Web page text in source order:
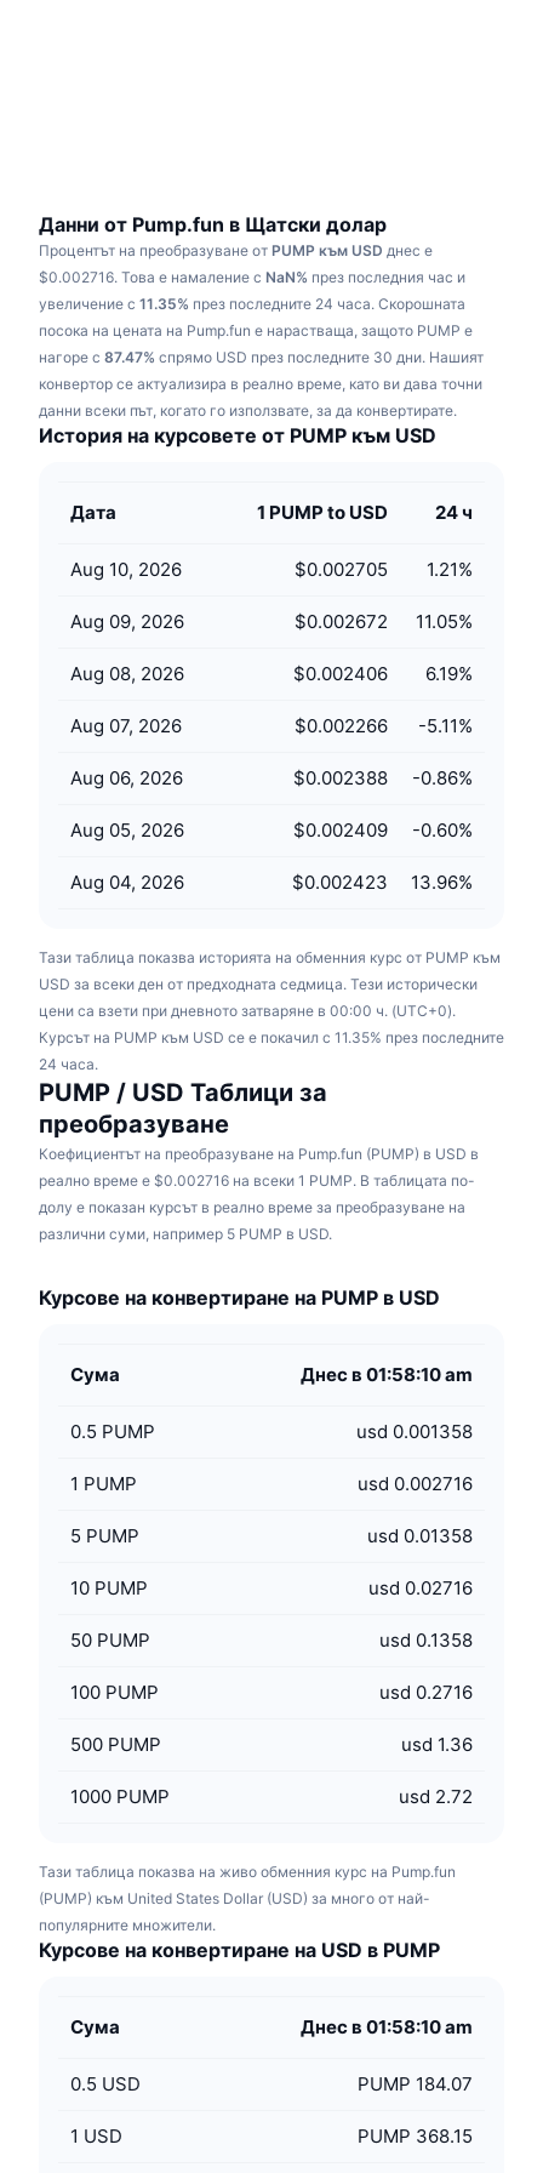
Спорт
Финанси
Технологии
NFT
Обща NFT статистика
Предстоящи продажби
RSI
MACD
Деривати
Ликвидации
Проценти на финансиране
Изследвания
Видеоклипове
Терминологичен речник
Кампании
Диамантени награди
Научете и спечелете
ICO календар
Календар на събитията
Данни от Pump.fun в Щатски долар
Процентът на преобразуване от PUMP към USD днес е
$0.002716. Това е намаление с NaN% през последния час и
увеличение с 11.35% през последните 24 часа. Скорошната
посока на цената на Pump.fun е нарастваща, защото PUMP е
нагоре с 87.47% спрямо USD през последните 30 дни. Нашият
конвертор се актуализира в реално време, като ви дава точни
данни всеки път, когато го използвате, за да конвертирате.
История на курсовете от PUMP към USD
Дата 1 PUMP to USD 24 ч
Aug 10, 2026 $0.002705 1.21%
Aug 09, 2026 $0.002672 11.05%
Aug 08, 2026 $0.002406 6.19%
Aug 07, 2026 $0.002266 -5.11%
Aug 06, 2026 $0.002388 -0.86%
Aug 05, 2026 $0.002409 -0.60%
Aug 04, 2026 $0.002423 13.96%
Тази таблица показва историята на обменния курс от PUMP към
USD за всеки ден от предходната седмица. Тези исторически
цени са взети при дневното затваряне в 00:00 ч. (UTC+0).
Курсът на PUMP към USD се е покачил с 11.35% през последните
24 часа.
PUMP / USD Таблици за
преобразуване
Коефициентът на преобразуване на Pump.fun (PUMP) в USD в
реално време е $0.002716 на всеки 1 PUMP. В таблицата по-
долу е показан курсът в реално време за преобразуване на
различни суми, например 5 PUMP в USD.
Курсове на конвертиране на PUMP в USD
Сума Днес в 01:58:10 am
0.5 PUMP usd 0.001358
1 PUMP usd 0.002716
5 PUMP usd 0.01358
10 PUMP usd 0.02716
50 PUMP usd 0.1358
100 PUMP usd 0.2716
500 PUMP usd 1.36
1000 PUMP usd 2.72
Тази таблица показва на живо обменния курс на Pump.fun
(PUMP) към United States Dollar (USD) за много от най-
популярните множители.
Курсове на конвертиране на USD в PUMP
Сума Днес в 01:58:10 am
0.5 USD PUMP 184.07
1 USD PUMP 368.15